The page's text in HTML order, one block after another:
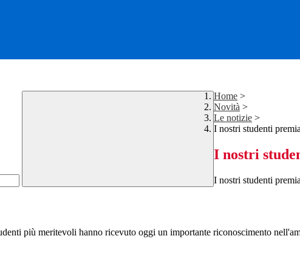
Home >
Novità >
Le notizie >
I nostri studenti
I nostri
I nostri studenti
più meritevoli hanno ricevuto oggi un importante riconoscimento